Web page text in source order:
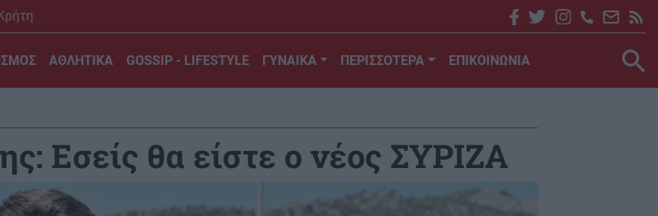
ΑΘΛΗΤΙΚΑ GOSSIP - LIFESTYLE ΓΥΝΑΙΚΑ ΠΕΡΙΣΣΟΤΕΡΑ ΕΠΙΚΟΙΝΩΝΙΑ
Εσείς θα είστε ο νέος ΣΥΡΙΖΑ